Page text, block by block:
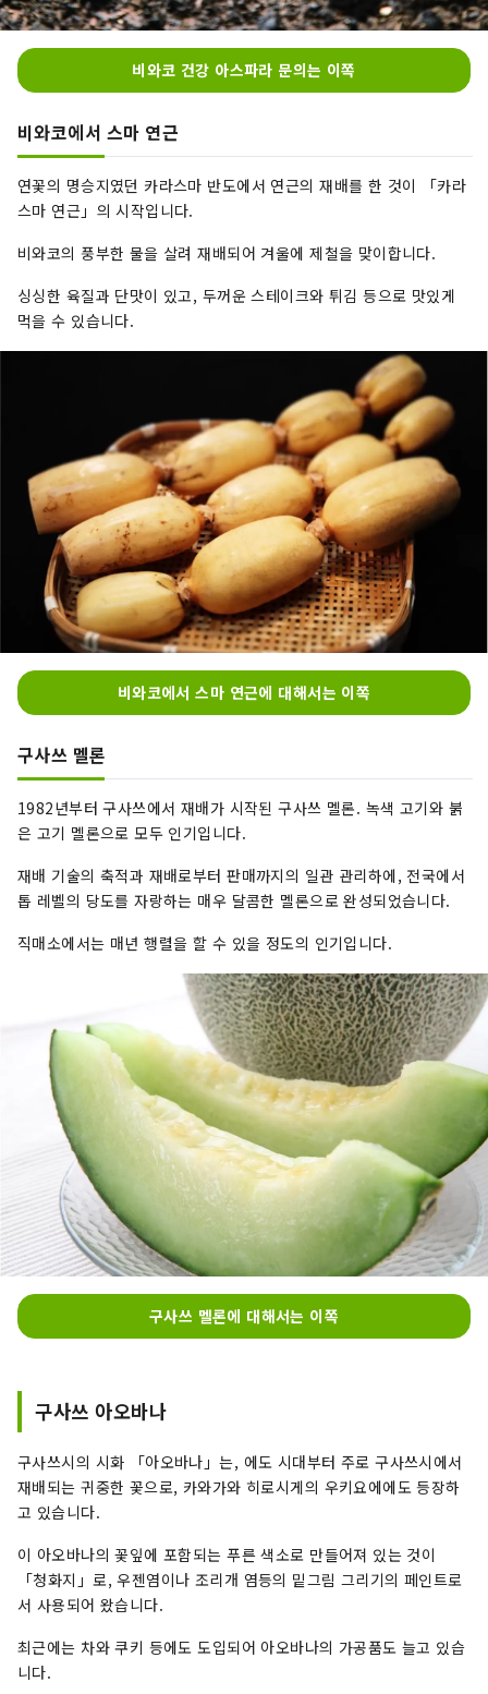
비와코 건강 아스파라 문의는 이쪽
비와코에서 스마 연근
연꽃의 명승지였던 카라스마 반도에서 연근의 재배를 한 것이 「카라
스마 연근」의 시작입니다.
비와코의 풍부한 물을 살려 재배되어 겨울에 제철을 맞이합니다.
싱싱한 육질과 단맛이 있고, 두꺼운 스테이크와 튀김 등으로 맛있게
먹을 수 있습니다.
비와코에서 스마 연근에 대해서는 이쪽
구사쓰 멜론
1982년부터 구사쓰에서 재배가 시작된 구사쓰 멜론. 녹색 고기와 붉
은 고기 멜론으로 모두 인기입니다.
재배 기술의 축적과 재배로부터 판매까지의 일관 관리하에, 전국에서
톱 레벨의 당도를 자랑하는 매우 달콤한 멜론으로 완성되었습니다.
직매소에서는 매년 행렬을 할 수 있을 정도의 인기입니다.
구사쓰 멜론에 대해서는 이쪽
구사쓰 아오바나
구사쓰시의 시화 「아오바나」는, 에도 시대부터 주로 구사쓰시에서
재배되는 귀중한 꽃으로, 카와가와 히로시게의 우키요에에도 등장하
고 있습니다.
이 아오바나의 꽃잎에 포함되는 푸른 색소로 만들어져 있는 것이
「청화지」로, 우젠염이나 조리개 염등의 밑그림 그리기의 페인트로
서 사용되어 왔습니다.
최근에는 차와 쿠키 등에도 도입되어 아오바나의 가공품도 늘고 있습
니다.